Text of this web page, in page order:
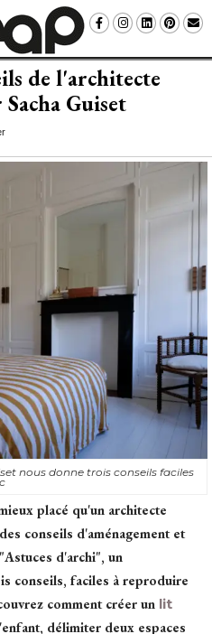
de l'architecte
Guiset
nous donne trois conseils faciles
placé qu'un architecte
conseils d'aménagement et
d'archi", un
conseils, faciles à reproduire
comment créer un lit
délimiter deux espaces